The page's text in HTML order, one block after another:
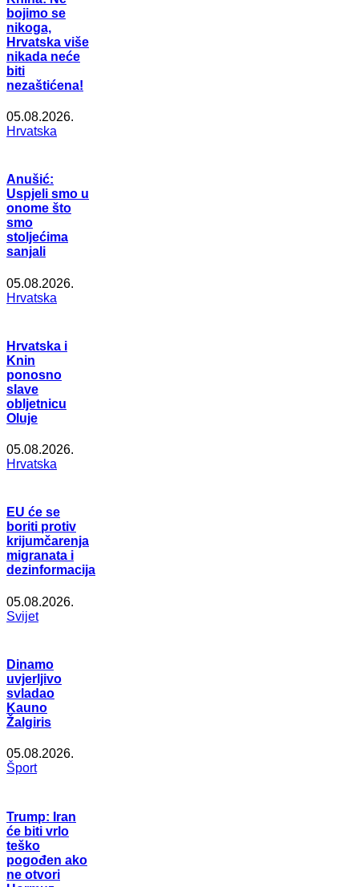
bojimo se
nikoga,
Hrvatska više
nikada neće
biti
nezaštićena!
05.08.2026.
Hrvatska
Anušić:
Uspjeli smo u
onome što
smo
stoljećima
sanjali
05.08.2026.
Hrvatska
Hrvatska i
Knin
ponosno
slave
obljetnicu
Oluje
05.08.2026.
Hrvatska
EU će se
boriti protiv
krijumčarenja
migranata i
dezinformacija
05.08.2026.
Svijet
Dinamo
uvjerljivo
svladao
Kauno
Žalgiris
05.08.2026.
Šport
Trump: Iran
će biti vrlo
teško
pogođen ako
ne otvori